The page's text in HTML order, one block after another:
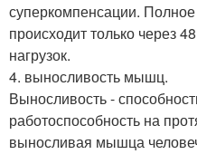
суперкомпенсации.
происходит только через
нагрузок.
4. выносливость мышц.
Выносливость -
работоспособность на
выносливая мышца